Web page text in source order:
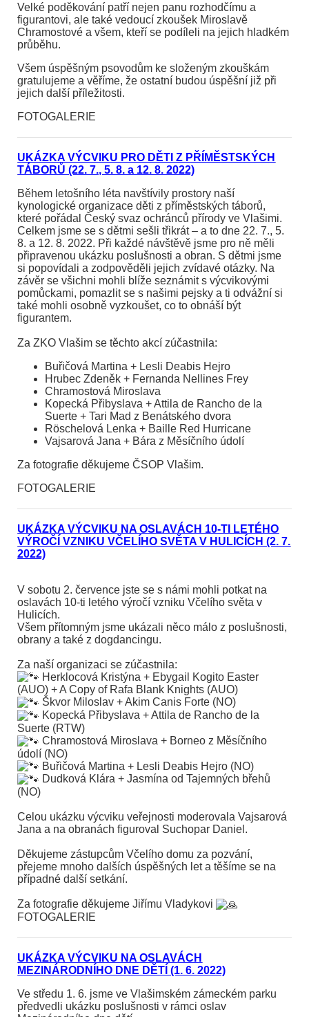
Velké poděkování patří nejen panu rozhodčímu a
figurantovi, ale také vedoucí zkoušek Miroslavě
Chramostové a všem, kteří se podíleli na jejich hladkém
průběhu.
Všem úspěšným psovodům ke složeným zkouškám
gratulujeme a věříme, že ostatní budou úspěšní již při
jejich další příležitosti.
FOTOGALERIE
UKÁZKA VÝCVIKU PRO DĚTI Z PŘÍMĚSTSKÝCH
TÁBORŮ (22. 7., 5. 8. a 12. 8. 2022)
Během letošního léta navštívily prostory naší
kynologické organizace děti z příměstských táborů,
které pořádal Český svaz ochránců přírody ve Vlašimi.
Celkem jsme se s dětmi sešli třikrát – a to dne 22. 7., 5.
8. a 12. 8. 2022. Při každé návštěvě jsme pro ně měli
připravenou ukázku poslušnosti a obran. S dětmi jsme
si popovídali a zodpověděli jejich zvídavé otázky. Na
závěr se všichni mohli blíže seznámit s výcvikovými
pomůckami, pomazlit se s našimi pejsky a ti odvážní si
také mohli osobně vyzkoušet, co to obnáší být
figurantem.
Za ZKO Vlašim se těchto akcí zúčastnila:
Buřičová Martina + Lesli Deabis Hejro
Hrubec Zdeněk + Fernanda Nellines Frey
Chramostová Miroslava
Kopecká Přibyslava + Attila de Rancho de la
Suerte + Tari Mad z Benátského dvora
Röschelová Lenka + Baille Red Hurricane
Vajsarová Jana + Bára z Měsíčního údolí
Za fotografie děkujeme ČSOP Vlašim.
FOTOGALERIE
UKÁZKA VÝCVIKU NA OSLAVÁCH 10-TI LETÉHO
VÝROČÍ VZNIKU VČELÍHO SVĚTA V HULICÍCH (2. 7.
2022)
V sobotu 2. července jste se s námi mohli potkat na
oslavách 10-ti letého výročí vzniku Včelího světa v
Hulicích.
Všem přítomným jsme ukázali něco málo z poslušnosti,
obrany a také z dogdancingu.
Za naší organizaci se zúčastnila:
Herklocová Kristýna + Ebygail Kogito Easter
(AUO) + A Copy of Rafa Blank Knights (AUO)
Škvor Miloslav + Akim Canis Forte (NO)
Kopecká Přibyslava + Attila de Rancho de la
Suerte (RTW)
Chramostová Miroslava + Borneo z Měsíčního
údolí (NO)
Buřičová Martina + Lesli Deabis Hejro (NO)
Dudková Klára + Jasmína od Tajemných břehů
(NO)
Celou ukázku výcviku veřejnosti moderovala Vajsarová
Jana a na obranách figuroval Suchopar Daniel.
Děkujeme zástupcům Včelího domu za pozvání,
přejeme mnoho dalších úspěšných let a těšíme se na
případné další setkání.
Za fotografie děkujeme Jiřímu Vladykovi
FOTOGALERIE
UKÁZKA VÝCVIKU NA OSLAVÁCH
MEZINÁRODNÍHO DNE DĚTÍ (1. 6. 2022)
Ve středu 1. 6. jsme ve Vlašimském zámeckém parku
předvedli ukázku poslušnosti v rámci oslav